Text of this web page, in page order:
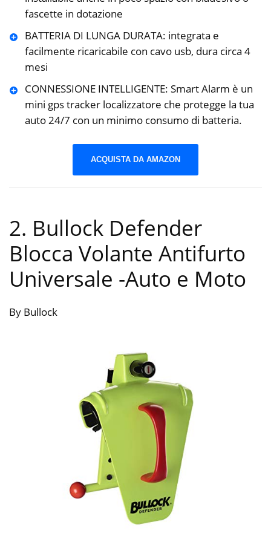
fascette in dotazione
BATTERIA DI LUNGA DURATA: integrata e
facilmente ricaricabile con cavo usb, dura circa 4
mesi
CONNESSIONE INTELLIGENTE: Smart Alarm è un
mini gps tracker localizzatore che protegge la tua
auto 24/7 con un minimo consumo di batteria.
ACQUISTA DA AMAZON
2. Bullock Defender
Blocca Volante Antifurto
Universale -Auto e Moto
By Bullock